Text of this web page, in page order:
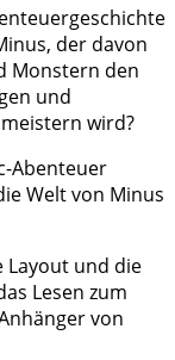
der davon
Monstern den
und
wird?
Abenteuer
Welt von Minus
und die
Lesen zum
von